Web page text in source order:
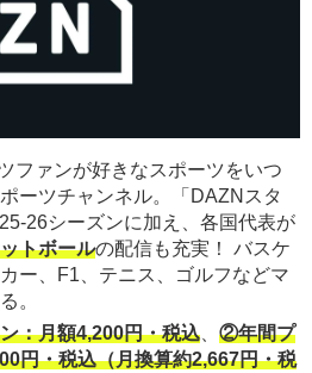
ファンが好きなスポーツをいつ
ーツチャンネル。「DAZNスタ
26シーズンに加え、各国代表が
トボールの配信も充実！ バスケ
ー、F1、テニス、ゴルフなどマ
。
：月額4,200円・税込
②年間プ
円・税込（月換算約2,667円・税